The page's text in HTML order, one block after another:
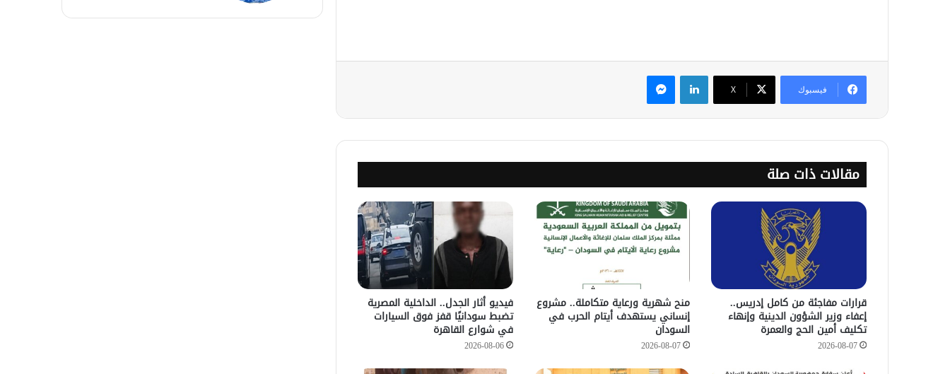
فيسبوك ‫X
لينكدإن ماسنجر
مقالات ذات صلة
قرارات مفاجئة من كامل إدريس..
إعفاء وزير الشؤون الدينية وإنهاء
تكليف أمين الحج والعمرة
2026-08-07
منح شهرية ورعاية متكاملة.. مشروع
إنساني يستهدف أيتام الحرب في
السودان
2026-08-07
فيديو أثار الجدل.. الداخلية المصرية
تضبط سودانيًا قفز فوق السيارات
في شوارع القاهرة
2026-08-06